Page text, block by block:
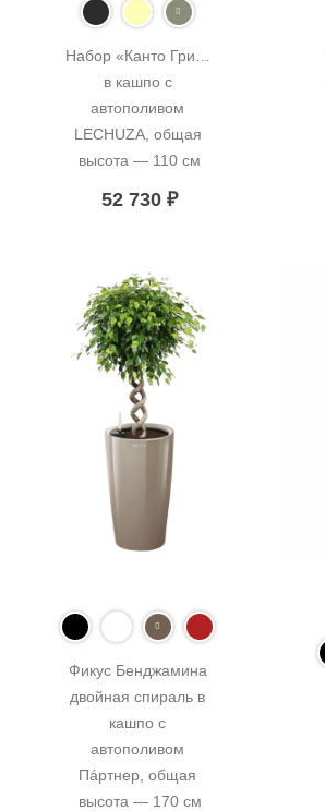
Набор «Канто Грин»
в кашпо с
автополивом
LECHUZA, общая
высота — 110 см
52 730₽
Фикус Бенджамина
двойная спираль в
кашпо с
автополивом
Пáртнер, общая
высота — 170 см